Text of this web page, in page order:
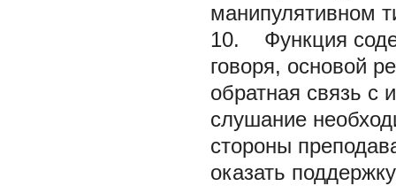
манипулятивном
10. Функция
говоря, основой
обратная связь с
слушание
стороны
оказать